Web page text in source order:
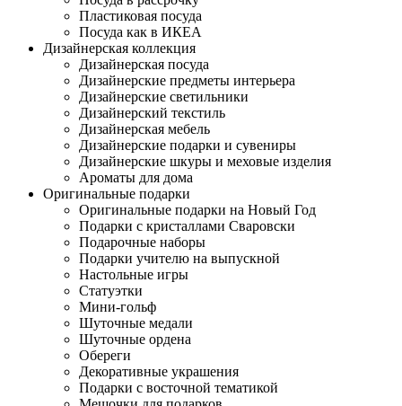
Пластиковая посуда
Посуда как в ИКЕА
Дизайнерская коллекция
Дизайнерская посуда
Дизайнерские предметы интерьера
Дизайнерские светильники
Дизайнерский текстиль
Дизайнерская мебель
Дизайнерские подарки и сувениры
Дизайнерские шкуры и меховые изделия
Ароматы для дома
Оригинальные подарки
Оригинальные подарки на Новый Год
Подарки с кристаллами Сваровски
Подарочные наборы
Подарки учителю на выпускной
Настольные игры
Статуэтки
Мини-гольф
Шуточные медали
Шуточные ордена
Обереги
Декоративные украшения
Подарки с восточной тематикой